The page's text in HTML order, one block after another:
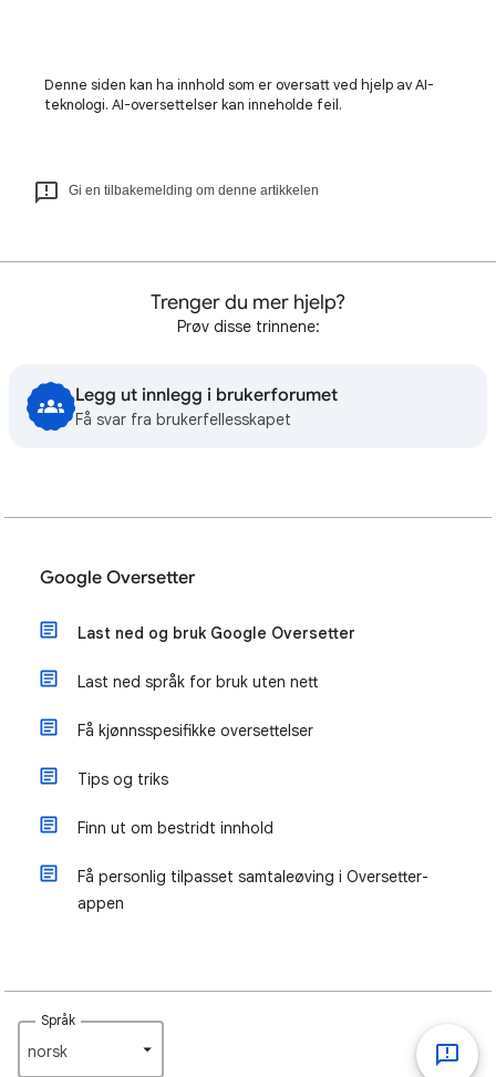
Denne siden kan ha innhold som er oversatt ved hjelp av AI-
teknologi. AI-oversettelser kan inneholde feil.
Gi en tilbakemelding om denne artikkelen
Trenger du mer hjelp?
Prøv disse trinnene:
Legg ut innlegg i brukerforumet
Få svar fra brukerfellesskapet
Google Oversetter
Last ned og bruk Google Oversetter
Last ned språk for bruk uten nett
Få kjønnsspesifikke oversettelser
Tips og triks
Finn ut om bestridt innhold
Få personlig tilpasset samtaleøving i Oversetter-
appen
Språk
norsk‎